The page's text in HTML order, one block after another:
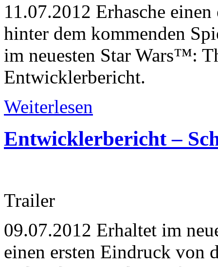
11.07.2012 Erhasche
hinter dem kommenden
im neuesten Star Wars™:
Entwicklerbericht.
Weiterlesen
Entwicklerbericht –
Trailer
09.07.2012 Erhaltet im
einen ersten Eindruck von